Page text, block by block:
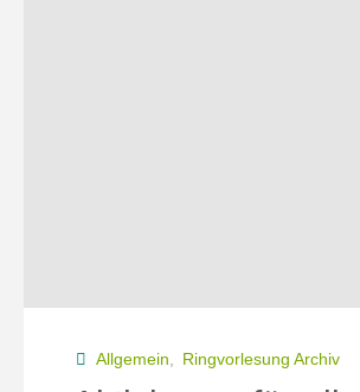
Allgemein Ringvorlesung Archiv